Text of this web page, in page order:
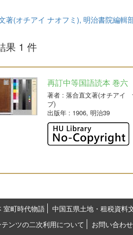
著(オチアイ ナオフミ), 明治書院編
果 1 件
再訂中等国語読本 巻六
著者 : 落合直文著(オチアイ
ブ)
出版年 : 1906, 明治39
室町時代物語
中国五県土地・租税資料
ンツの二次利用について
お問い合わせ